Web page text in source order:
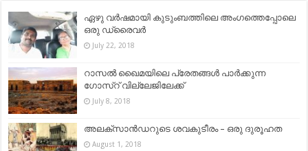
ഏഴു വര്‍ഷമായി കുടുംബത്തിലെ അംഗത്തെപ്പോലെ
ഒരു ഡ്രൈവര്‍
July 22, 2018
റാസൽ ഖൈമയിലെ പ്രേതങ്ങൾ പാർക്കുന്ന
ഗോസ്റ് വില്ലേജിലേക്ക്
July 8, 2018
അലക്സാൻഡറുടെ ശവകുടീരം – ഒരു ദുരൂഹത
August 1, 2018